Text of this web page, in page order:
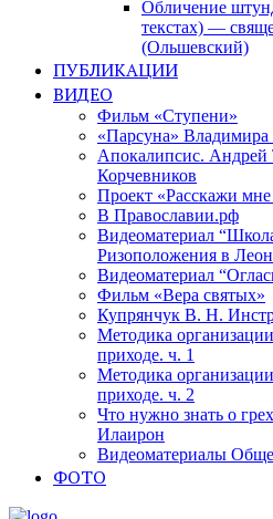
Обличение
текстах) —
(Ольшевский)
ПУБЛИКАЦИИ
ВИДЕО
Фильм «Ступени»
«Парсуна»
Апокалипсис. Андрей
Корчевников
Проект «Расскажи мне
В Православии.рф
Видеоматериал
Ризоположения в
Видеоматериал
Фильм «Вера святых»
Купрянчук В. Н.
Методика
приходе. ч. 1
Методика
приходе. ч. 2
Что нужно знать о
Илаирон
Видеоматериалы
ФОТО